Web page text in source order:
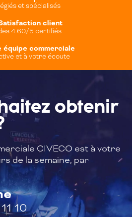
et spécialisés
client
4.60/5 certifiés
équipe commerciale
et à votre écoute
obtenir
CIVECO est àvotre
de la semaine, par
10